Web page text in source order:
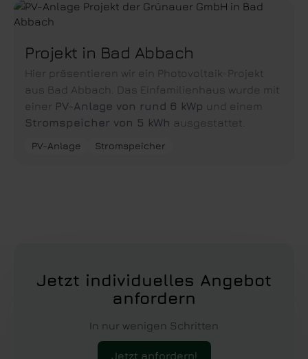
Projekt in Bad Abbach
Hier präsentieren wir ein Photovoltaik-Projekt
aus Bad Abbach. Das Einfamilienhaus wurde mit
einer PV-Anlage von rund 6 kWp
und einem
Stromspeicher von 5 kWh ausgestattet.
PV-Anlage Stromspeicher
Jetzt individuelles Angebot
anfordern
In nur wenigen Schritten
Jetzt anfordern!